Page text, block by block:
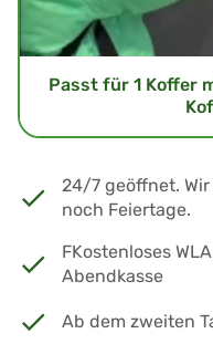
Passt für 1 Koffer
24/7 geöffnet.
noch Feiertage.
FKostenloses
Abendkasse
Ab dem zweiten